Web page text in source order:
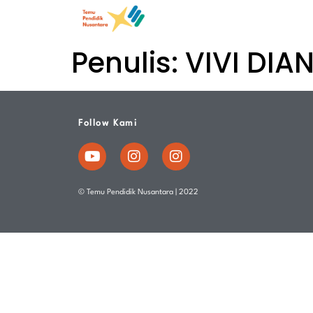
Penulis: VIVI
Follow Kami
© Temu Pendidik Nusantara | 2022